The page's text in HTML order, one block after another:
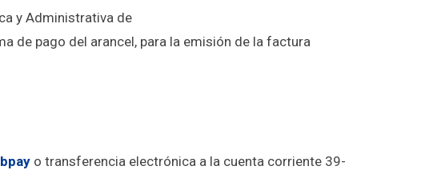
y Administrativa de
de pago del arancel, para la emisión de la factura
o transferencia electrónica a la cuenta corriente 39-